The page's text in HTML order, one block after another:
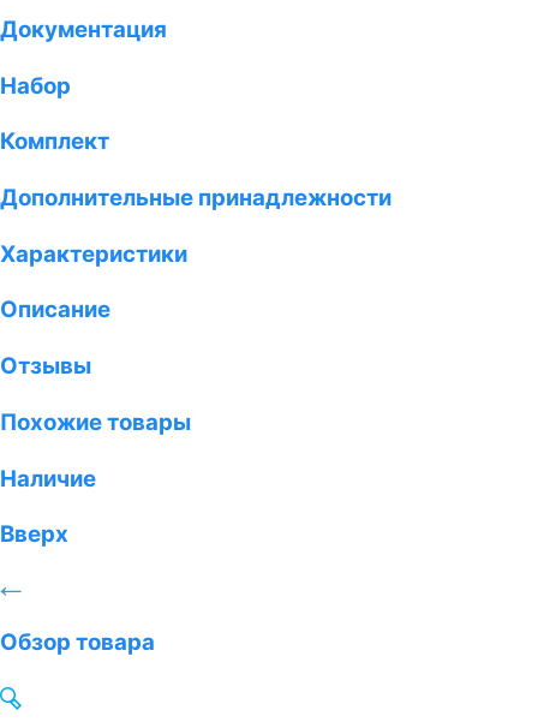
Документация
Набор
Комплект
Дополнительные принадлежности
Характеристики
Описание
Отзывы
Похожие товары
Наличие
Вверх
Обзор товара